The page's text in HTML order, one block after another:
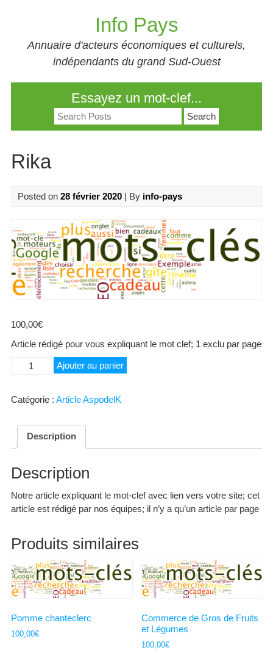
Info Pays
Annuaire d'acteurs économiques et culturels,
indépendants du grand Sud-Ouest
Essayez un mot-clef...
Search
for:
Rika
Posted on 28 février 2020| By info-pays
100,00€
Article rédigé pour vous expliquant le mot clef; 1 exclu par page
quantité
Ajouter au panier
Catégorie : Article AspodelK
Description
Description
Notre article expliquant le mot-clef avec lien vers votre site; cet
article est rédigé par nos équipes; il n’y a qu’un article par page
Produits similaires
Pomme chanteclerc
100,00€
Commerce de Gros de Fruits
et Légumes
100,00€